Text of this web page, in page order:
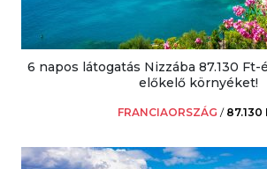
6 napos látogatás Nizzába 87.130 Ft-
előkelő környéket!
FRANCIAORSZÁG / 87.130